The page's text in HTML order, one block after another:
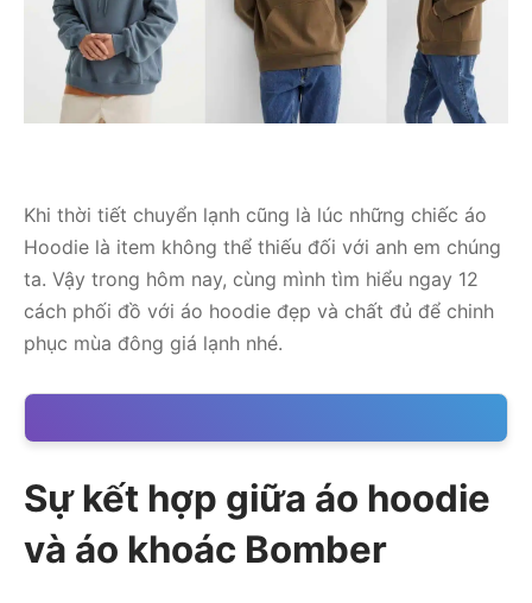
Khi thời tiết chuyển lạnh cũng là lúc những chiếc áo
Hoodie là item không thể thiếu đối với anh em chúng
ta. Vậy trong hôm nay, cùng mình tìm hiểu ngay 12
cách phối đồ với áo hoodie đẹp và chất đủ để chinh
phục mùa đông giá lạnh nhé.
Sự kết hợp giữa áo hoodie
và áo khoác Bomber